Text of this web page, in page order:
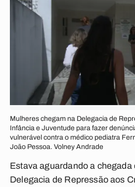
Mulheres chegam na Delegacia de
Infância e Juventude para fazer
vulnerável contra o médico pediatra
João Pessoa. Volney Andrade
Estava aguardando a chegada
Delegacia de Repressão aos